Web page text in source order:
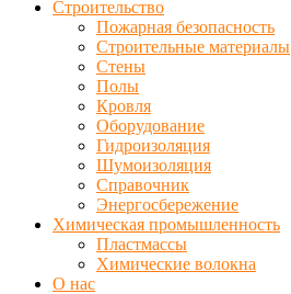
Строительство
Пожарная безопасность
Строительные материалы
Стены
Полы
Кровля
Оборудование
Гидроизоляция
Шумоизоляция
Справочник
Энергосбережение
Химическая промышленность
Пластмассы
Химические волокна
О нас